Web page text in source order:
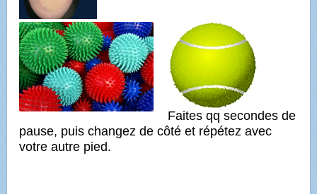
Faites qq secondes de
pause, puis changez de côté et répétez avec
votre autre pied.